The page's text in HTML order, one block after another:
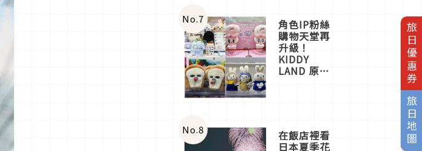
旅日優惠券
旅日地圖
一同給出了
答案
No.7 角色IP粉絲
購物天堂再
升級！
KIDDY
LAND 原宿
店3分即達
No.8 在飯店裡看
日本夏季花